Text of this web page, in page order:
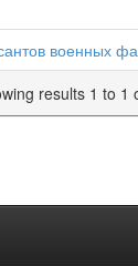
военных
results 1 to 1